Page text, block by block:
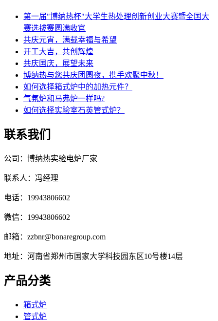
第一届"博纳热杯"大学生热处理创新创业大赛暨全国大
赛选拔赛圆满收官
共庆元宵，满载幸福与希望
开工大吉，共创辉煌
共庆国庆，展望未来
博纳热与您共庆团圆夜，携手欢聚中秋！
如何选择箱式炉中的加热元件？
气氛炉和马弗炉一样吗?
如何选择实验室石英管式炉？
联系我们
公司：博纳热实验电炉厂家
联系人：冯经理
电话：19943806602
微信：19943806602
邮箱：zzbnr@bonaregroup.com
地址：河南省郑州市国家大学科技园东区10号楼14层
产品分类
箱式炉
管式炉